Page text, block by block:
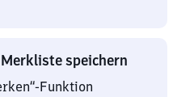
speichern
Funktion